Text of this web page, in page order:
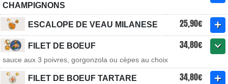
CHAMPIGNONS
ESCALOPE DE VEAU MILANESE 25,90€
FILET DE BOEUF 34,80€
sauce aux 3 poivres, gorgonzola ou cèpes au choix
FILET DE BOEUF TARTARE 34,80€